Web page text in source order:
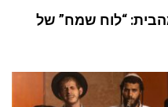
“לוח שמח” של